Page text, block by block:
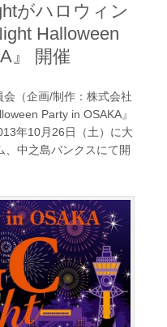
がハロウィン
Halloween
』 開催
（企画/制作：株式会社
Party in OSAKA』
年10月26日（土）に大
、中之島バンクスにて開